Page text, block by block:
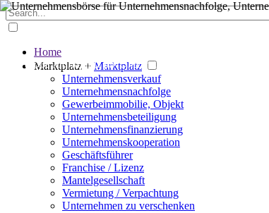
Der große Marktplatz für Unternehmen
Home
Marktplatz + Marktplatz
Unternehmensverkauf
Unternehmensnachfolge
Gewerbeimmobilie, Objekt
Unternehmensbeteiligung
Unternehmensfinanzierung
Unternehmenskooperation
Geschäftsführer
Franchise / Lizenz
Mantelgesellschaft
Vermietung / Verpachtung
Unternehmen zu verschenken